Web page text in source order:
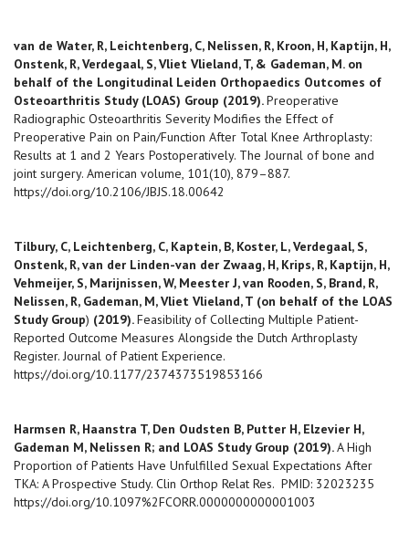
van de Water, R, Leichtenberg, C, Nelissen, R, Kroon, H, Kaptijn, H,
Onstenk, R, Verdegaal, S, Vliet Vlieland, T, & Gademan, M. on
behalf of the Longitudinal Leiden Orthopaedics Outcomes of
Osteoarthritis Study (LOAS) Group (2019).Preoperative
Radiographic Osteoarthritis Severity Modifies the Effect of
Preoperative Pain on Pain/Function After Total Knee Arthroplasty:
Results at 1 and 2 Years Postoperatively. The Journal of bone and
joint surgery. American volume, 101(10), 879–887.
https://doi.org/10.2106/JBJS.18.00642
Tilbury, C, Leichtenberg, C, Kaptein, B, Koster, L, Verdegaal, S,
Onstenk, R, van der Linden-van der Zwaag, H, Krips, R, Kaptijn, H,
Vehmeijer, S, Marijnissen, W, Meester J, van Rooden, S, Brand, R,
Nelissen, R, Gademan, M, Vliet Vlieland, T (on behalf of the LOAS
Study Group) (2019).Feasibility of Collecting Multiple Patient-
Reported Outcome Measures Alongside the Dutch Arthroplasty
Register. Journal of Patient Experience.
https://doi.org/10.1177/2374373519853166
Harmsen R, Haanstra T, Den Oudsten B, Putter H, Elzevier H,
Gademan M, Nelissen R; and LOAS Study Group (2019).A High
Proportion of Patients Have Unfulfilled Sexual Expectations After
TKA: A Prospective Study. Clin Orthop Relat Res. PMID: 32023235
https://doi.org/10.1097%2FCORR.0000000000001003